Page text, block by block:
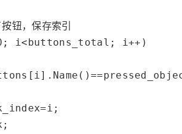
，保存索引
; i<buttons_total; i++)
;